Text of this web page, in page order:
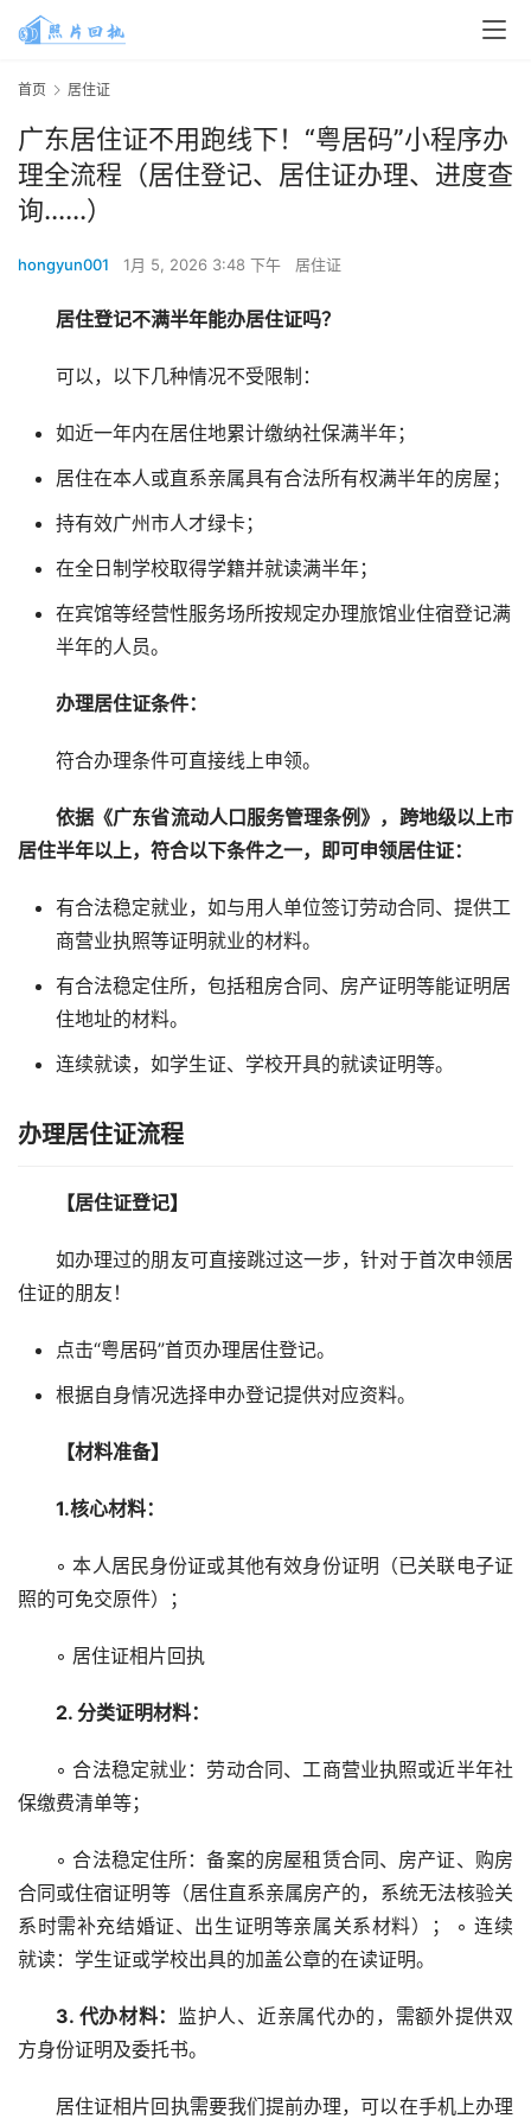
首页 居住证
广东居住证不用跑线下！“粤居码”小程序办
理全流程（居住登记、居住证办理、进度查
询......）
hongyun001 1月 5, 2026 3:48 下午 居住证
居住登记不满半年能办居住证吗？
可以，以下几种情况不受限制：
如近一年内在居住地累计缴纳社保满半年；
居住在本人或直系亲属具有合法所有权满半年的房屋；
持有效广州市人才绿卡；
在全日制学校取得学籍并就读满半年；
在宾馆等经营性服务场所按规定办理旅馆业住宿登记满
半年的人员。
办理居住证条件：
符合办理条件可直接线上申领。
依据《广东省流动人口服务管理条例》，跨地级以上市
居住半年以上，符合以下条件之一，即可申领居住证：
有合法稳定就业，如与用人单位签订劳动合同、提供工
商营业执照等证明就业的材料。
有合法稳定住所，包括租房合同、房产证明等能证明居
住地址的材料。
连续就读，如学生证、学校开具的就读证明等。
办理居住证流程
【居住证登记】
如办理过的朋友可直接跳过这一步，针对于首次申领居
住证的朋友！
点击“粤居码”首页办理居住登记。
根据自身情况选择申办登记提供对应资料。
【材料准备】
1.核心材料：
◦ 本人居民身份证或其他有效身份证明（已关联电子证
照的可免交原件）；
◦ 居住证相片回执
2. 分类证明材料：
◦ 合法稳定就业：劳动合同、工商营业执照或近半年社
保缴费清单等；
◦ 合法稳定住所：备案的房屋租赁合同、房产证、购房
合同或住宿证明等（居住直系亲属房产的，系统无法核验关
系时需补充结婚证、出生证明等亲属关系材料）； ◦ 连续
就读：学生证或学校出具的加盖公章的在读证明。
3. 代办材料： 监护人、近亲属代办的，需额外提供双
方身份证明及委托书。
居住证相片回执需要我们提前办理，可以在手机上办理